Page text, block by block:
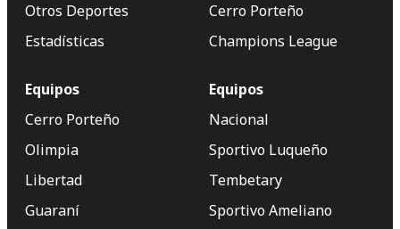
Otros Deportes
Estadísticas
Cerro Porteño
Champions League
Equipos
Cerro Porteño
Olimpia
Libertad
Guaraní
Equipos
Nacional
Sportivo Luqueño
Tembetary
Sportivo Ameliano